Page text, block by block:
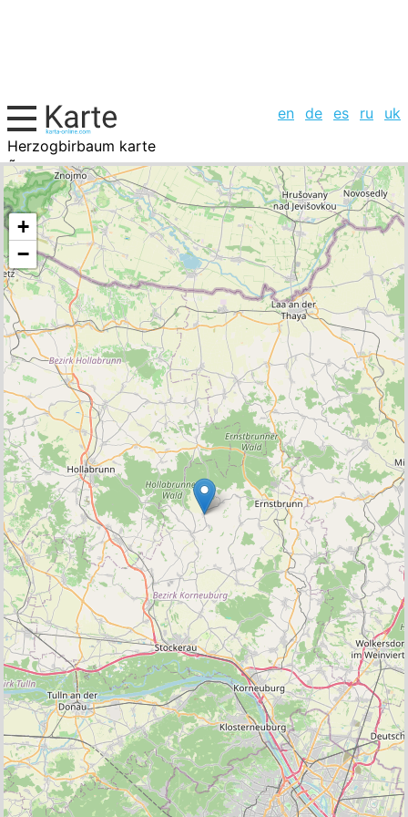
en de es ru
uk
Herzogbirbaum karte
Ãsterreich, Städte-Liste
+
−